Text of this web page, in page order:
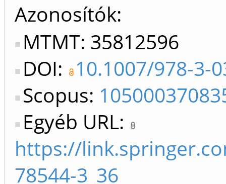
Azonosítók
MTMT: 35812596
DOI: 10.1007/978-3-
Scopus:
Egyéb URL:
https://
78544-3_36